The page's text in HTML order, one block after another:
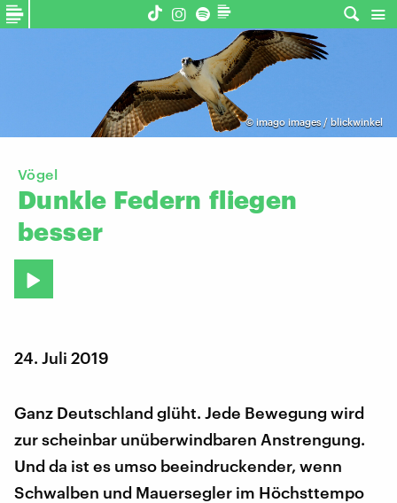
© imago images / blickwinkel
Vögel
Dunkle Federn fliegen
besser
24. Juli 2019
Ganz Deutschland glüht. Jede Bewegung wird
zur scheinbar unüberwindbaren Anstrengung.
Und da ist es umso beeindruckender, wenn
Schwalben und Mauersegler im Höchsttempo